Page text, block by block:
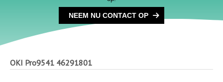
NEEM NU CONTACT OP
OKI Pro9541 46291801